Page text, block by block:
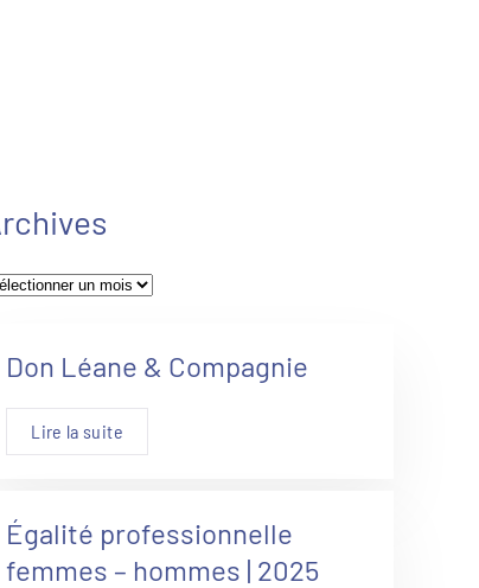
Don Léane & Compagnie
Lire la suite
Égalité professionnelle
femmes – hommes | 2025